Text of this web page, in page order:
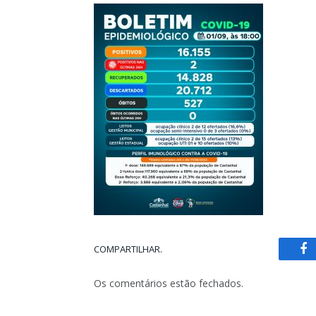
COMPARTILHAR.
Os comentários estão fechados.